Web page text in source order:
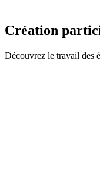
Création
Découvrez le travail des